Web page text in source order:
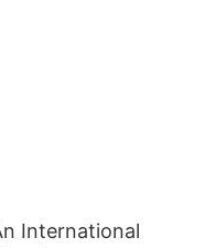
International